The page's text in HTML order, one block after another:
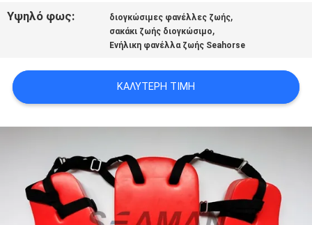
Υψηλό φως: διογκώσιμες φανέλλες ζωής,
σακάκι ζωής διογκώσιμο,
Ενήλικη φανέλλα ζωής Seahorse
ΚΑΛΎΤΕΡΗ ΤΙΜΉ